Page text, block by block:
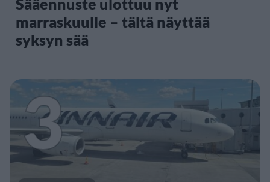
marraskuulle – tältä näyttää
syksyn sää
3